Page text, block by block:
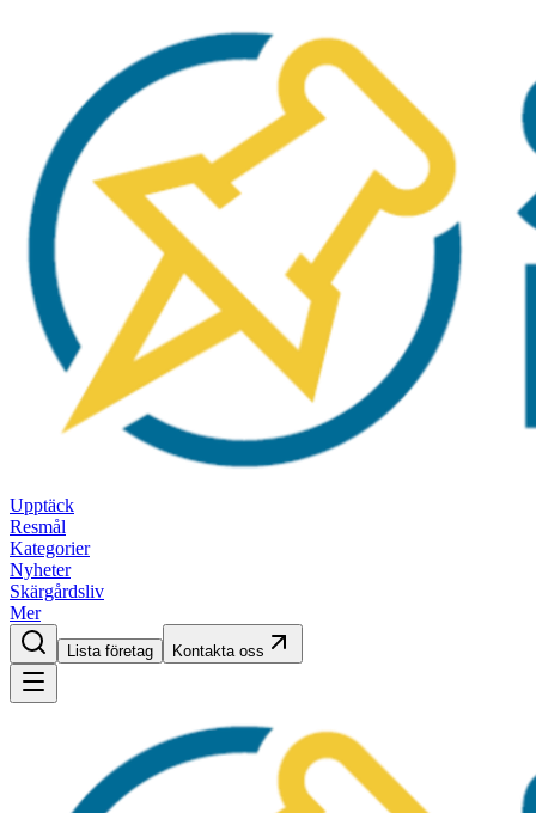
Upptäck
Resmål
Kategorier
Nyheter
Skärgårdsliv
Mer
Lista företag Kontakta oss